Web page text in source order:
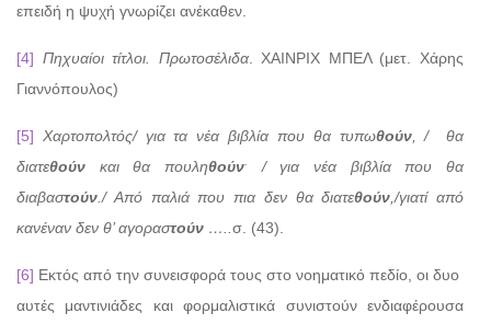
επειδή η ψυχή γνωρίζει ανέκαθεν.
[4] Πηχυαίοι τίτλοι. Πρωτοσέλιδα. ΧΑΙΝΡΙΧ ΜΠΕΛ (μετ. Χάρης
Γιαννόπουλος)
[5] Χαρτοπολτός/ για τα νέα βιβλία που θα τυπωθούν, / θα
διατεθούν και θα πουληθούν.
/ για νέα βιβλία που θα
διαβαστούν ./ Από παλιά που πια δεν θα διατεθούν ,/γιατί από
κανέναν δεν θ’ αγοραστούν ….. σ. (43).
[6] Εκτός από την συνεισφορά τους στο νοηματικό πεδίο, οι δυο
αυτές μαντινιάδες και φορμαλιστικά συνιστούν ενδιαφέρουσα